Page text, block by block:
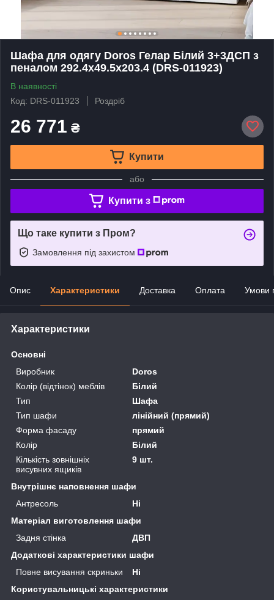
Шафа для одягу Doros Гелар Білий 3+3ДСП з
пеналом 292.4х49.5х203.4 (DRS-011923)
В наявності
Код: DRS-011923
Роздріб
26 771 ₴
Купити
або
Купити з
Що таке купити з Пром?
Замовлення під захистом
Опис Характеристики Доставка Оплата Умови
Характеристики
Основні
Виробник
Doros
Колір (відтінок) меблів
Білий
Тип
Шафа
Тип шафи
лінійний (прямий)
Форма фасаду
прямий
Колір
Білий
Кількість зовнішніх
висувних ящиків
9 шт.
Внутрішнє наповнення шафи
Антресоль
Ні
Матеріал виготовлення шафи
Задня стінка
ДВП
Додаткові характеристики шафи
Повне висування скриньки
Ні
Користувальницькі характеристики